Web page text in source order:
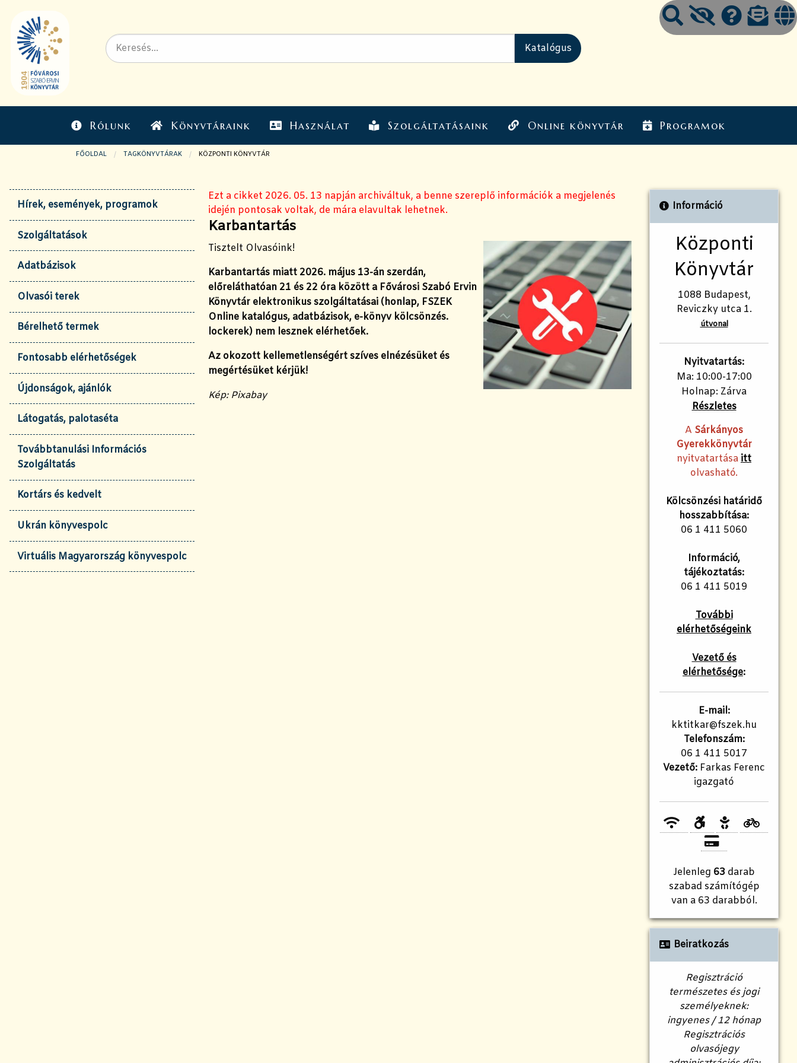
Rólunk Könyvtáraink Használat Szolgáltatásaink Online könyvtár Programok
FŐOLDAL TAGKÖNYVTÁRAK JELENLEGI OLDAL:
KÖZPONTI KÖNYVTÁR
Hírek, események, programok
Szolgáltatások
Adatbázisok
Olvasói terek
Bérelhető termek
Fontosabb elérhetőségek
Újdonságok, ajánlók
Látogatás, palotaséta
Továbbtanulási Információs
Szolgáltatás
Kortárs és kedvelt
Ukrán könyvespolc
Virtuális Magyarország könyvespolc
Ezt a cikket 2026. 05. 13 napján archiváltuk, a benne szereplő információk a megjelenés
idején pontosak voltak, de mára elavultak lehetnek.
Karbantartás
Tisztelt Olvasóink!
Karbantartás miatt 2026. május 13-án szerdán,
előreláthatóan 21 és 22 óra között a Fővárosi Szabó Ervin
Könyvtár elektronikus szolgáltatásai (honlap, FSZEK
Online katalógus, adatbázisok, e-könyv kölcsönzés.
lockerek) nem lesznek elérhetőek.
Az okozott kellemetlenségért szíves elnézésüket és
megértésüket kérjük!
Kép: Pixabay
Információ
Központi
Könyvtár
1088 Budapest,
Reviczky utca 1.
útvonal
Nyitvatartás:
Ma: 10:00-17:00
Holnap: Zárva
Részletes
A Sárkányos
Gyerekkönyvtár
nyitvatartásaitt
olvasható.
Kölcsönzési határidő
hosszabbítása:
06 1 411 5060
Információ,
tájékoztatás:
06 1 411 5019
További
elérhetőségeink
Vezető és
elérhetősége:
E-mail:
kktitkar@fszek.hu
Telefonszám:
06 1 411 5017
Vezető: Farkas Ferenc
igazgató
Jelenleg 63 darab
szabad számítógép
van a 63 darabból.
Beiratkozás
Regisztráció
természetes és jogi
személyeknek:
ingyenes / 12 hónap
Regisztrációs
olvasójegy